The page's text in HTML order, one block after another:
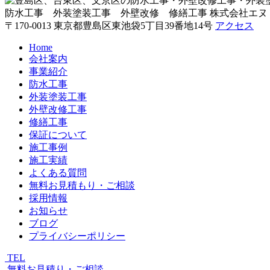
防水工事 外装塗装工事 外壁改修 修繕工事 株式会社エヌ
〒170-0013 東京都豊島区東池袋5丁目39番地14号 アクセス
Home
会社案内
事業紹介
防水工事
外装塗装工事
外壁改修工事
修繕工事
保証について
施工事例
施工実績
よくある質問
無料お見積もり・ご相談
採用情報
お知らせ
ブログ
プライバシーポリシー
TEL